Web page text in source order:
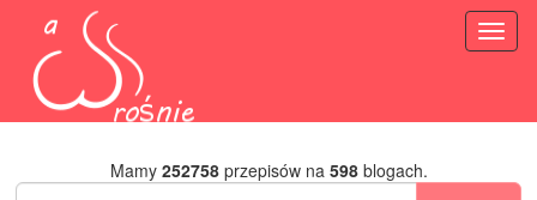
Mamy 252758przepisów na 598blogach.